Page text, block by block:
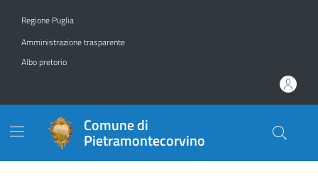
Regione Puglia
Amministrazione trasparente
Albo pretorio
Comune di
Pietramontecorvino